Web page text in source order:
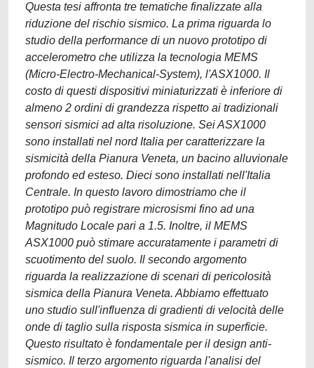
Questa tesi affronta tre tematiche finalizzate alla
riduzione del rischio sismico. La prima riguarda lo
studio della performance di un nuovo prototipo di
accelerometro che utilizza la tecnologia MEMS
(Micro-Electro-Mechanical-System), l'ASX1000. Il
costo di questi dispositivi miniaturizzati è inferiore di
almeno 2 ordini di grandezza rispetto ai tradizionali
sensori sismici ad alta risoluzione. Sei ASX1000
sono installati nel nord Italia per caratterizzare la
sismicità della Pianura Veneta, un bacino alluvionale
profondo ed esteso. Dieci sono installati nell'Italia
Centrale. In questo lavoro dimostriamo che il
prototipo può registrare microsismi fino ad una
Magnitudo Locale pari a 1.5. Inoltre, il MEMS
ASX1000 può stimare accuratamente i parametri di
scuotimento del suolo. Il secondo argomento
riguarda la realizzazione di scenari di pericolosità
sismica della Pianura Veneta. Abbiamo effettuato
uno studio sull'influenza di gradienti di velocità delle
onde di taglio sulla risposta sismica in superficie.
Questo risultato è fondamentale per il design anti-
sismico. Il terzo argomento riguarda l'analisi del